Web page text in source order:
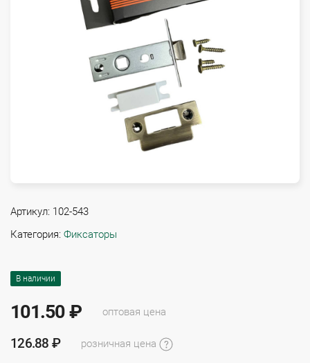
Артикул: 102-543
Категория: Фиксаторы
В наличии
101.50 ₽ оптовая цена
126.88 ₽ розничная цена